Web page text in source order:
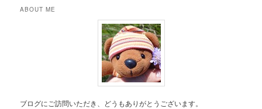
ABOUT ME
ブログにご訪問いただき、どうもありがとうございます。